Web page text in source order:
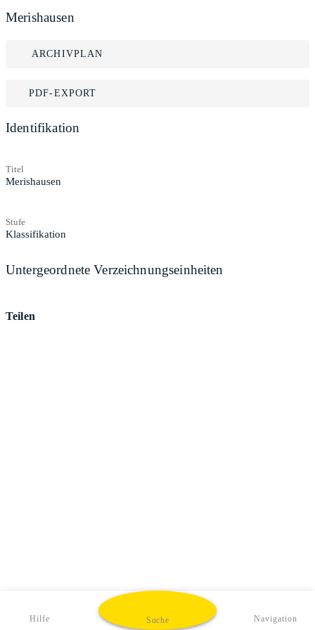
Merishausen
ARCHIVPLAN
PDF-EXPORT
Identifikation
Titel
Merishausen
Stufe
Klassifikation
Untergeordnete Verzeichnungseinheiten
Teilen
Hilfe Suche Navigation